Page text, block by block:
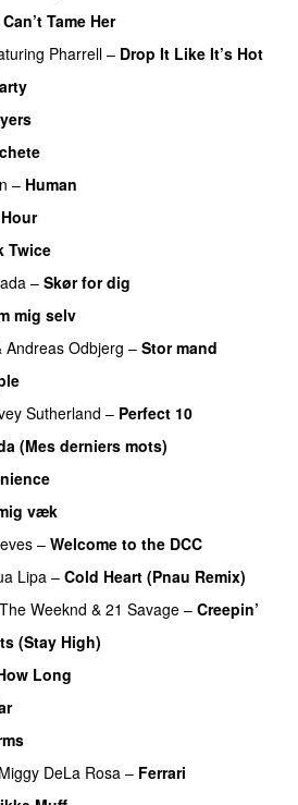
Can’t Tame Her
Pharrell – Drop It Like It’s Hot
– Human
Twice
– Skør for dig
mig selv
Andreas Odbjerg – Stor mand
Sutherland – Perfect 10
(Mes derniers mots)
væk
– Welcome to the DCC
Lipa – Cold Heart (Pnau Remix)
The Weeknd & 21 Savage – Creepin’
(Stay High)
Long
Miggy DeLa Rosa – Ferrari